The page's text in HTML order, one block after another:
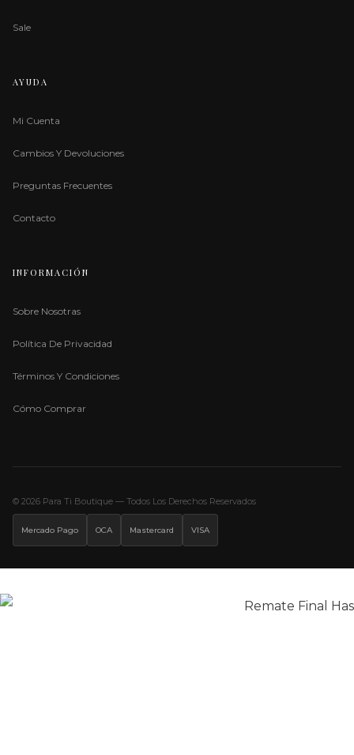
Sale
AYUDA
Mi Cuenta
Cambios Y Devoluciones
Preguntas Frecuentes
Contacto
INFORMACIÓN
Sobre Nosotras
Política De Privacidad
Términos Y Condiciones
Cómo Comprar
© 2026 Para Ti Boutique — Todos Los Derechos Reservados
Mercado Pago OCA Mastercard VISA